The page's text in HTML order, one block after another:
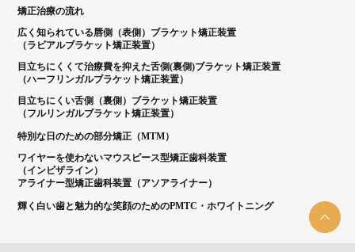
矯正治療の流れ
広く知られている唇側（表側）ブラケット矯正装置
（ラビアルブラケット矯正装置）
目立ちにくくて治療費を抑えた舌側(裏側)ブラケット矯正装置
（ハーフリンガルブラケット矯正装置）
目立ちにくい舌側（裏側）ブラケット矯正装置
（フルリンガルブラケット矯正装置）
特別な日のための部分矯正（MTM）
ワイヤーを使わないマウスピース型矯正歯科装置
（インビザライン）
アライナー型矯正歯科装置（アソアライナー）
輝く白い歯と魅力的な笑顔のためのPMTC・ホワイトニング